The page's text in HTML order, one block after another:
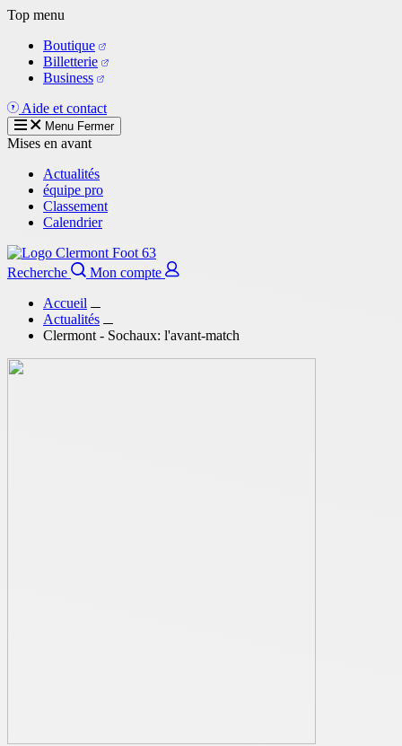
Aller
contenu
principal
Top menu
Boutique
Billetterie
Business
Aide et contact
Menu Fermer
Mises en avant
Actualités
équipe pro
Classement
Calendrier
Recherche
Mon compte
Accueil
Actualités
Clermont - Sochaux: l'avant-match